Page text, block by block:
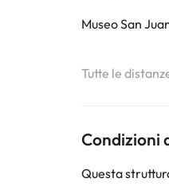
Museo San
Tutte le
Condizioni
Questa